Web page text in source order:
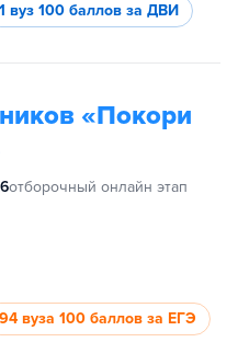
1 вуз 100 баллов за ДВИ
«Покори
отборочный онлайн этап
94 вуза 100 баллов за ЕГЭ